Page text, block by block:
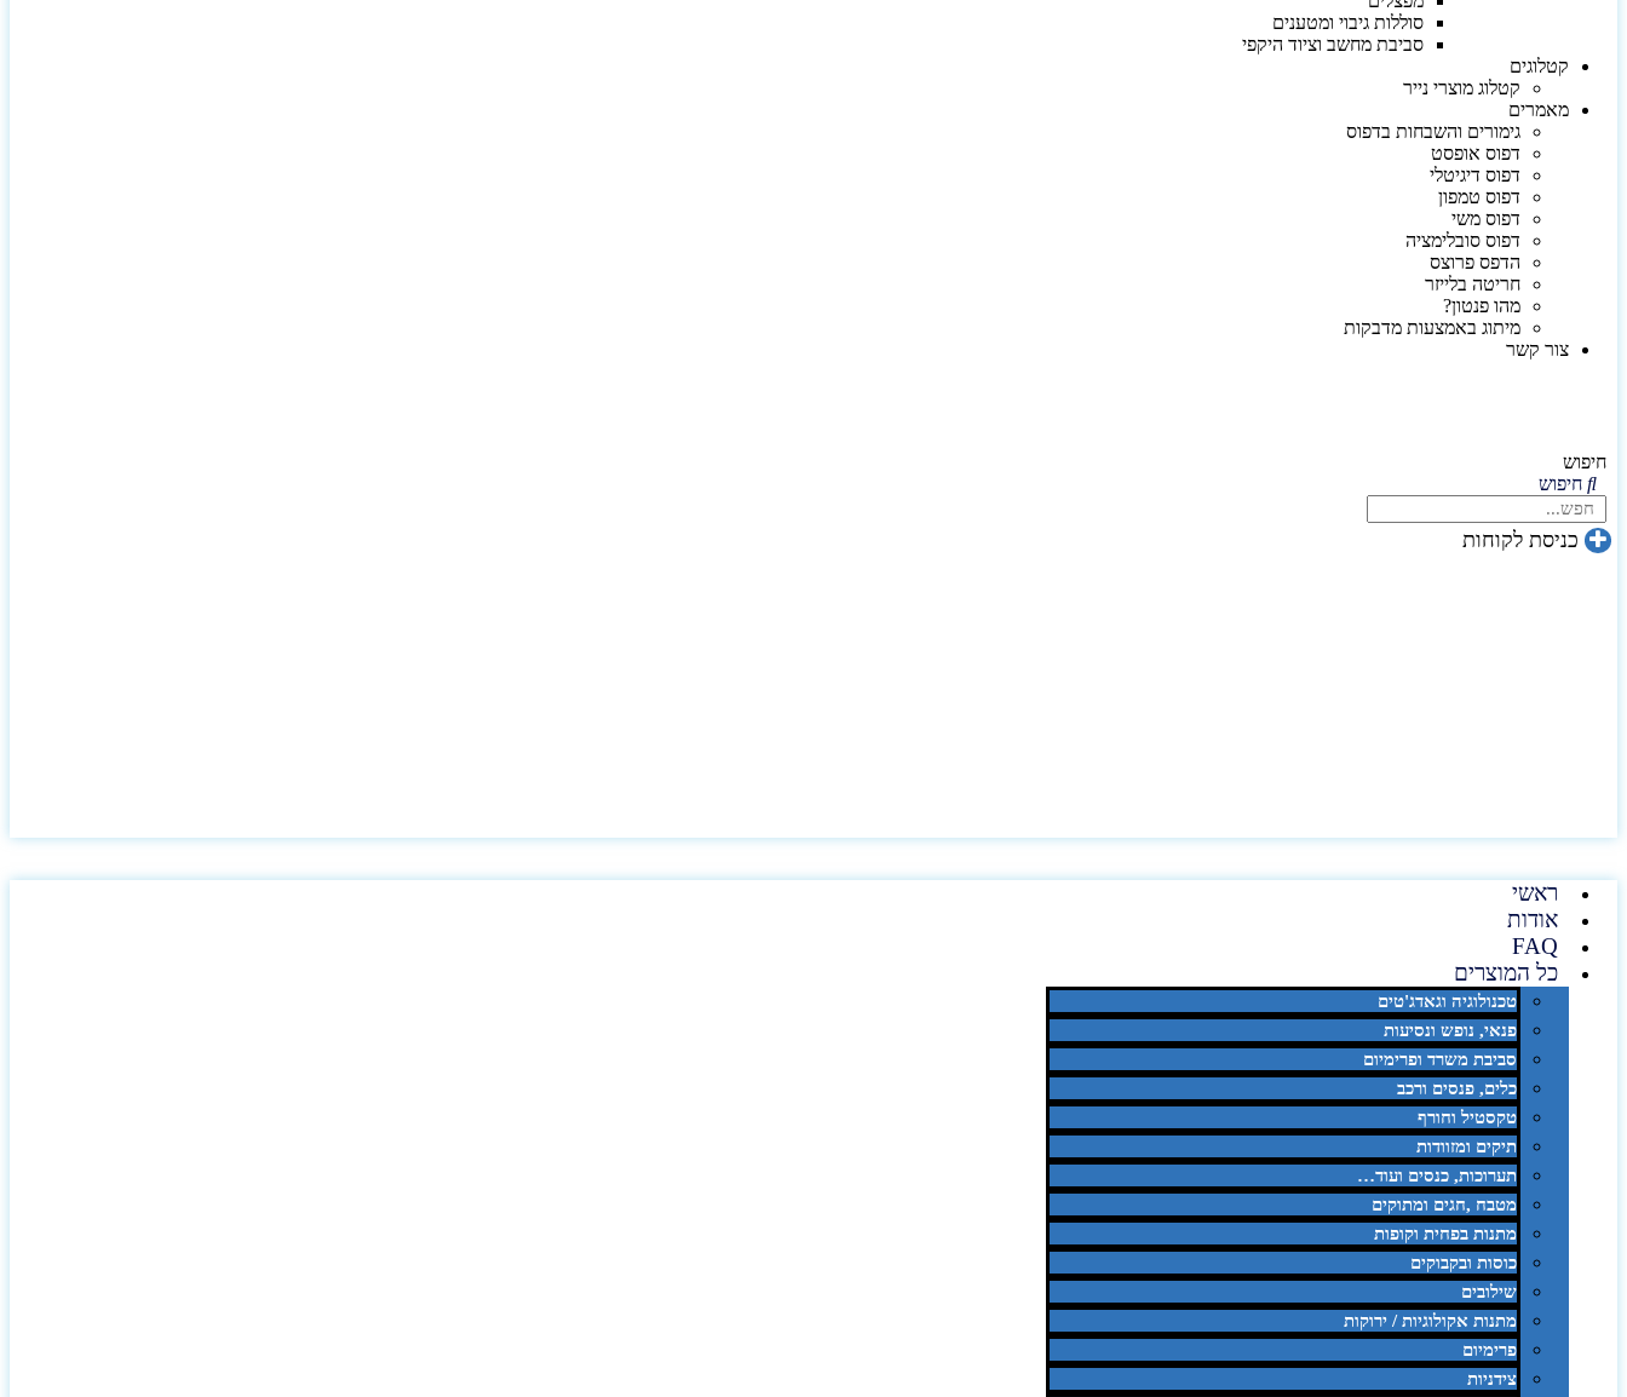
סוללות גיבוי ומטענים
סביבת מחשב וציוד היקפי
קטלוגים
קטלוג מוצרי נייר
מאמרים
גימורים והשבחות בדפוס
דפוס אופסט
דפוס דיגיטלי
דפוס טמפון
דפוס משי
דפוס סובלימציה
הדפס פרוצס
חריטה בלייזר
מהו פנטון?
מיתוג באמצעות מדבקות
צור קשר
חיפוש
חיפוש
כניסת לקוחות
ראשי
אודות
FAQ
כל המוצרים
טכנולוגיה וגאדג'טים
פנאי, נופש ונסיעות
סביבת משרד ופרימיום
כלים, פנסים ורכב
טקסטיל וחורף
תיקים ומזוודות
תערוכות, כנסים ועוד…
מטבח ,חגים ומתוקים
מתנות בפחית וקופות
כוסות ובקבוקים
שילובים
מתנות אקולוגיות / ירוקות
פרימיום
צידניות